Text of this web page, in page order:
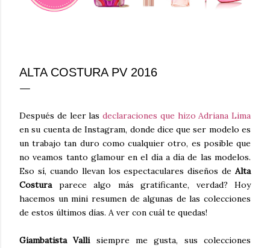
ALTA COSTURA PV 2016
Después de leer las declaraciones que hizo Adriana Lima
en su cuenta de Instagram, donde dice que ser modelo es
un trabajo tan duro como cualquier otro, es posible que
no veamos tanto glamour en el día a día de las modelos.
Eso sí, cuando llevan los espectaculares diseños de Alta
Costuraparece algo más gratificante, verdad? Hoy
hacemos un mini resumen de algunas de las colecciones
de estos últimos días. A ver con cuál te quedas!
Giambatista Vallisiempre me gusta, sus colecciones